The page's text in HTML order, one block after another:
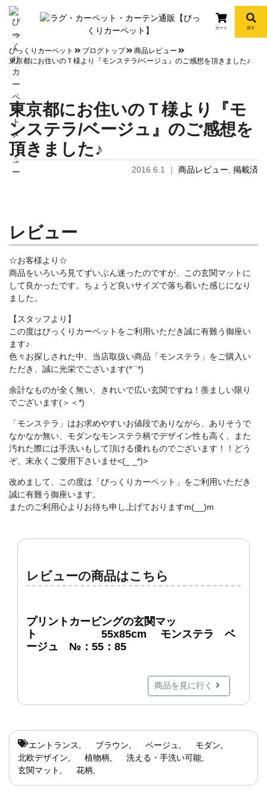
info
カート 探す
びっくりカーペット ブログトップ
商品レビュー
東京都にお住いのＴ様より『モンステラ/ベージュ』のご感想を頂きました♪
東京都にお住いのＴ様より『モ
ンステラ/ベージュ』のご感想を
頂きました♪
2016.6.1 ｜ 商品レビュー 掲載済
レビュー
☆お客様より☆
商品をいろいろ見てずいぶん迷ったのですが、この玄関マットに
して良かったです。ちょうど良いサイズで落ち着いた感じになり
ました。
【スタッフより】
この度はびっくりカーペットをご利用いただき誠に有難う御座い
ます♪
色々お探しされた中、当店取扱い商品「モンステラ」をご購入い
ただき、誠に光栄でございます(*´`*)
余計なものが全く無い、きれいで広い玄関ですね！羨ましい限り
でございます(＞＜*)
「モンステラ」はお求めやすいお値段でありながら、ありそうで
なかなか無い、モダンなモンステラ柄でデザイン性も高く、また
汚れた際には手洗いもして頂ける優れものでございます！！どう
ぞ、末永くご愛用下さいませ<(_ _*)>
改めまして、この度は「びっくりカーペット」をご利用いただき
誠に有難う御座います。
またのご利用心よりお待ち申し上げておりますm(__)m
レビューの商品はこちら
プリントカービングの玄関マッ
ト 55x85cm モンステラ ベ
ージュ №：55：85
商品を見に行く
エントランス ブラウン ベージュ
モダン
北欧デザイン
植物柄
洗える・手洗い可能
玄関マット
花柄